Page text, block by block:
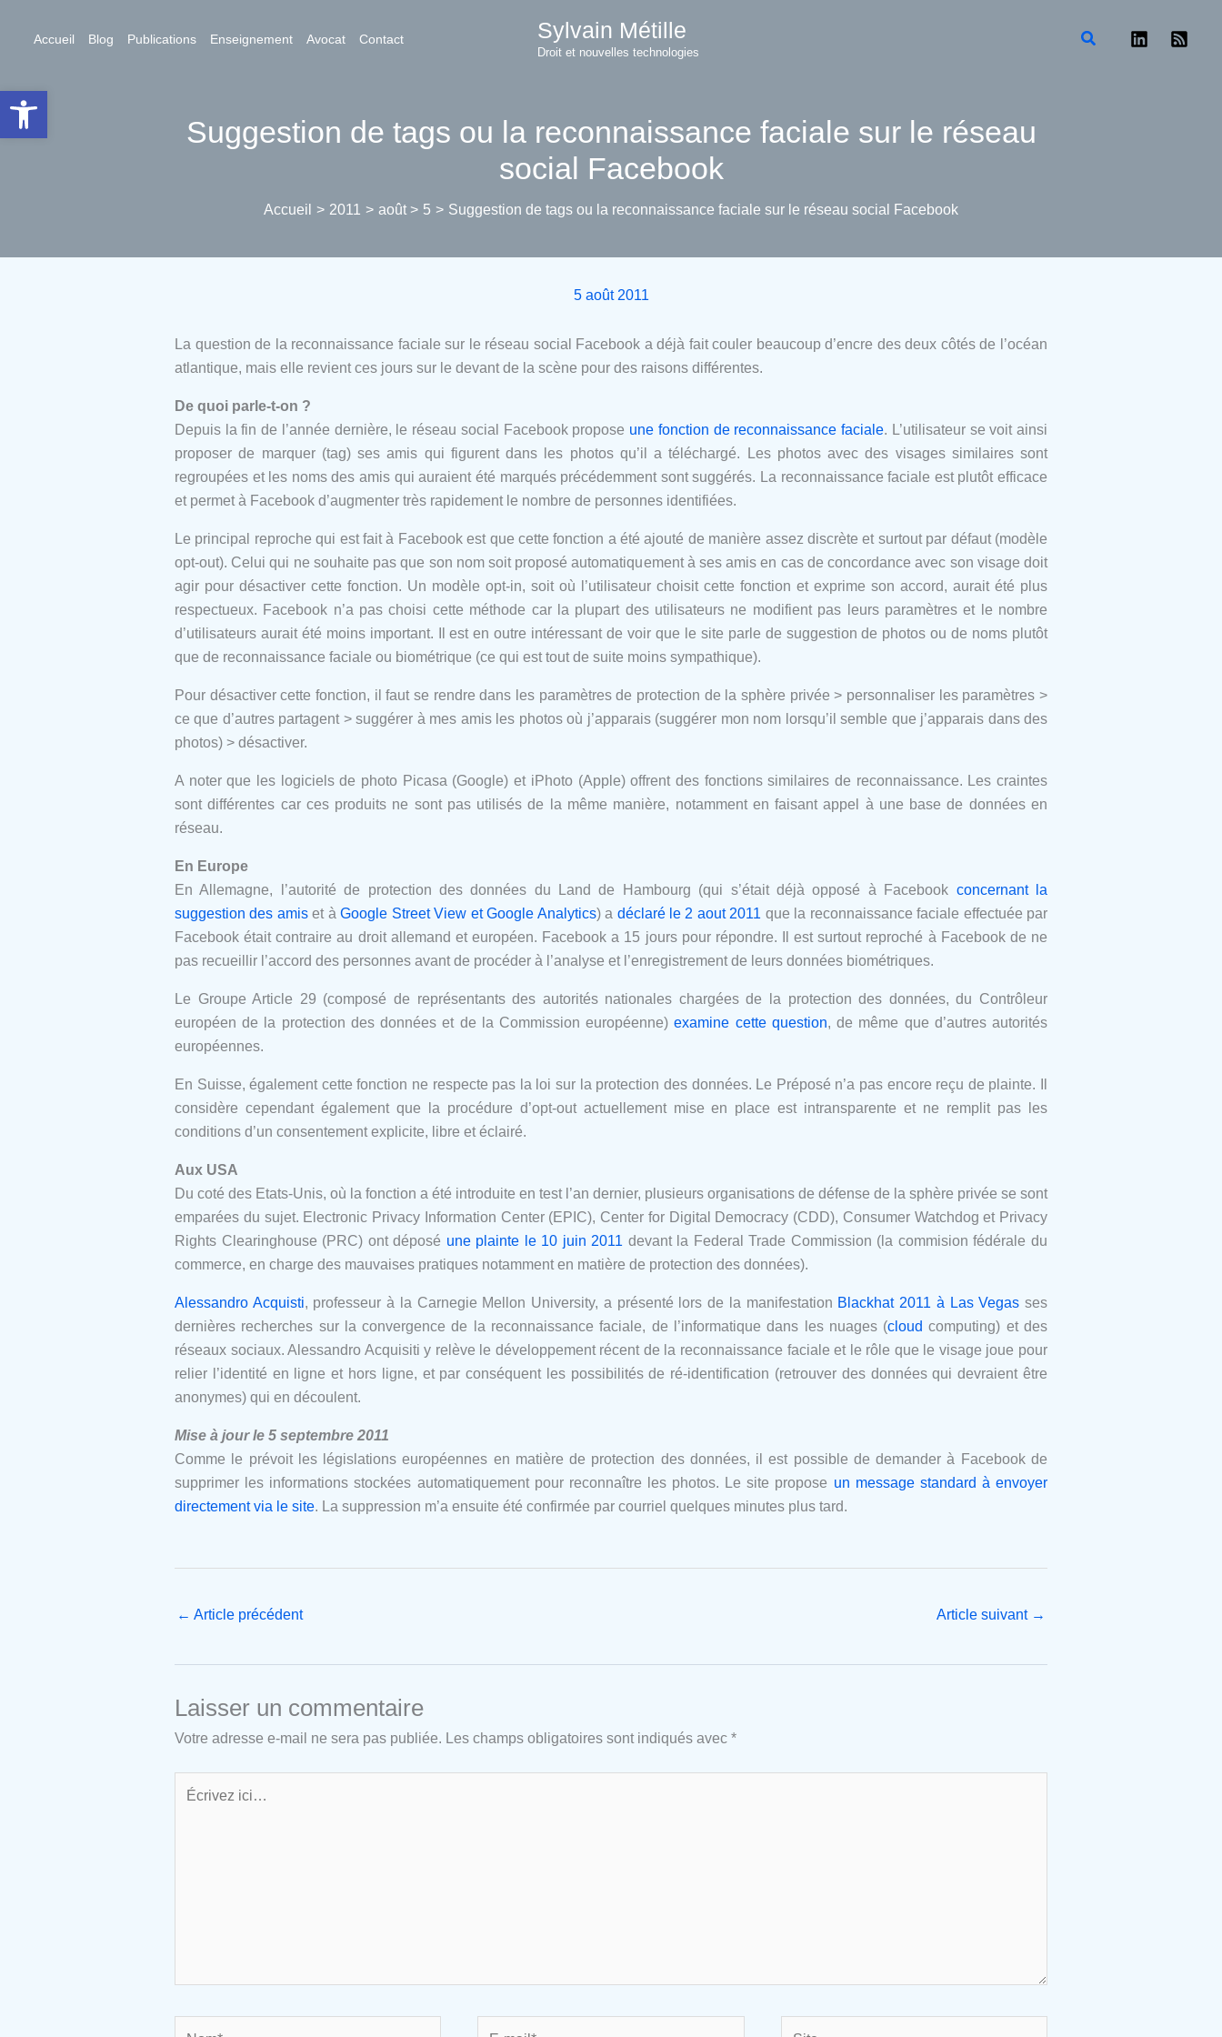
Ouvrir la barre d’outils
Accueil Blog Publications Enseignement Avocat Contact Sylvain Métille
Droit et nouvelles technologies
Rechercher
Suggestion de tags ou la reconnaissance faciale sur le réseau
social Facebook
Accueil 2011 août 5 Suggestion de tags ou la reconnaissance faciale sur le réseau social Facebook
5 août 2011
La question de la reconnaissance faciale sur le réseau social Facebook a déjà fait couler beaucoup d’encre des deux côtés de l’océan
atlantique, mais elle revient ces jours sur le devant de la scène pour des raisons différentes.
De quoi parle-t-on ?
Depuis la fin de l’année dernière, le réseau social Facebook propose une fonction de reconnaissance faciale. L’utilisateur se voit ainsi
proposer de marquer (tag) ses amis qui figurent dans les photos qu’il a téléchargé. Les photos avec des visages similaires sont
regroupées et les noms des amis qui auraient été marqués précédemment sont suggérés. La reconnaissance faciale est plutôt efficace
et permet à Facebook d’augmenter très rapidement le nombre de personnes identifiées.
Le principal reproche qui est fait à Facebook est que cette fonction a été ajouté de manière assez discrète et surtout par défaut (modèle
opt-out). Celui qui ne souhaite pas que son nom soit proposé automatiquement à ses amis en cas de concordance avec son visage doit
agir pour désactiver cette fonction. Un modèle opt-in, soit où l’utilisateur choisit cette fonction et exprime son accord, aurait été plus
respectueux. Facebook n’a pas choisi cette méthode car la plupart des utilisateurs ne modifient pas leurs paramètres et le nombre
d’utilisateurs aurait été moins important. Il est en outre intéressant de voir que le site parle de suggestion de photos ou de noms plutôt
que de reconnaissance faciale ou biométrique (ce qui est tout de suite moins sympathique).
Pour désactiver cette fonction, il faut se rendre dans les paramètres de protection de la sphère privée > personnaliser les paramètres >
ce que d’autres partagent > suggérer à mes amis les photos où j’apparais (suggérer mon nom lorsqu’il semble que j’apparais dans des
photos) > désactiver.
A noter que les logiciels de photo Picasa (Google) et iPhoto (Apple) offrent des fonctions similaires de reconnaissance. Les craintes
sont différentes car ces produits ne sont pas utilisés de la même manière, notamment en faisant appel à une base de données en
réseau.
En Europe
En Allemagne, l’autorité de protection des données du Land de Hambourg (qui s’était déjà opposé à Facebook concernant la
suggestion des amiset àGoogle Street View et Google Analytics) a déclaré le 2 aout 2011 que la reconnaissance faciale effectuée par
Facebook était contraire au droit allemand et européen. Facebook a 15 jours pour répondre. Il est surtout reproché à Facebook de ne
pas recueillir l’accord des personnes avant de procéder à l’analyse et l’enregistrement de leurs données biométriques.
Le Groupe Article 29 (composé de représentants des autorités nationales chargées de la protection des données, du Contrôleur
européen de la protection des données et de la Commission européenne)examine cette question, de même que d’autres autorités
européennes.
En Suisse, également cette fonction ne respecte pas la loi sur la protection des données. Le Préposé n’a pas encore reçu de plainte. Il
considère cependant également que la procédure d’opt-out actuellement mise en place est intransparente et ne remplit pas les
conditions d’un consentement explicite, libre et éclairé.
Aux USA
Du coté des Etats-Unis, où la fonction a été introduite en test l’an dernier, plusieurs organisations de défense de la sphère privée se sont
emparées du sujet. Electronic Privacy Information Center (EPIC), Center for Digital Democracy (CDD), Consumer Watchdog et Privacy
Rights Clearinghouse (PRC) ont déposé une plainte le 10 juin 2011 devant la Federal Trade Commission (la commision fédérale du
commerce, en charge des mauvaises pratiques notamment en matière de protection des données).
Alessandro Acquisti, professeur à la Carnegie Mellon University, a présenté lors de la manifestation Blackhat 2011 à Las Vegas ses
dernières recherches sur la convergence de la reconnaissance faciale, de l’informatique dans les nuages (cloud computing) et des
réseaux sociaux. Alessandro Acquisiti y relève le développement récent de la reconnaissance faciale et le rôle que le visage joue pour
relier l’identité en ligne et hors ligne, et par conséquent les possibilités de ré-identification (retrouver des données qui devraient être
anonymes) qui en découlent.
Mise à jour le 5 septembre 2011
Comme le prévoit les législations européennes en matière de protection des données, il est possible de demander à Facebook de
supprimer les informations stockées automatiquement pour reconnaître les photos. Le site propose un message standard à envoyer
directement via le site. La suppression m’a ensuite été confirmée par courriel quelques minutes plus tard.
← Article précédent Article suivant →
Laisser un commentaire
Votre adresse e-mail ne sera pas publiée. Les champs obligatoires sont indiqués avec *